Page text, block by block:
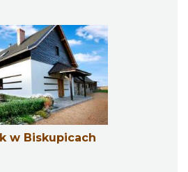
w Biskupicach